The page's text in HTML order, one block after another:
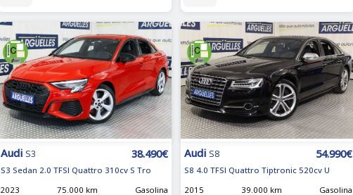
Audi S3 38.490€
S3 Sedan 2.0 TFSI Quattro 310cv S Tro
2023
75.000 km Gasolina
Audi S8 54.990€
S8 4.0 TFSI Quattro Tiptronic 520cv U
2015
39.000 km Gasolina